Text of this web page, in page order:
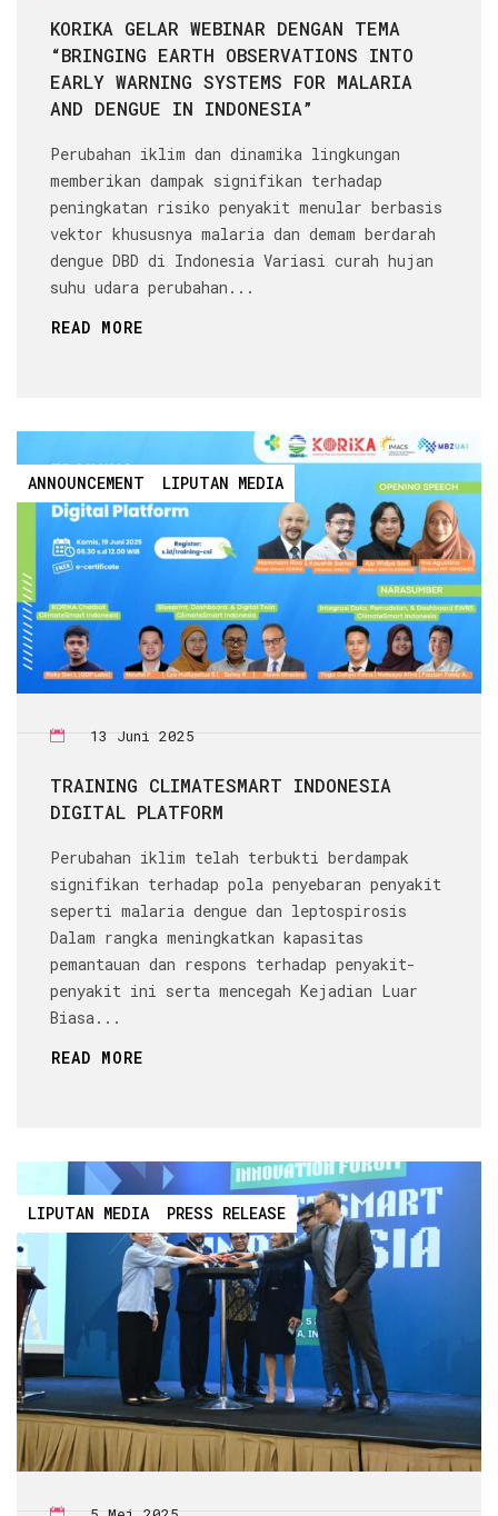
KORIKA GELAR WEBINAR DENGAN TEMA
“BRINGING EARTH OBSERVATIONS INTO
EARLY WARNING SYSTEMS FOR MALARIA
AND DENGUE IN INDONESIA”
Perubahan iklim dan dinamika lingkungan
memberikan dampak signifikan terhadap
peningkatan risiko penyakit menular berbasis
vektor khususnya malaria dan demam berdarah
dengue DBD di Indonesia Variasi curah hujan
suhu udara perubahan...
READ MORE
ANNOUNCEMENT LIPUTAN MEDIA
13 Juni 2025
TRAINING CLIMATESMART INDONESIA
DIGITAL PLATFORM
Perubahan iklim telah terbukti berdampak
signifikan terhadap pola penyebaran penyakit
seperti malaria dengue dan leptospirosis
Dalam rangka meningkatkan kapasitas
pemantauan dan respons terhadap penyakit-
penyakit ini serta mencegah Kejadian Luar
Biasa...
READ MORE
LIPUTAN MEDIA PRESS RELEASE